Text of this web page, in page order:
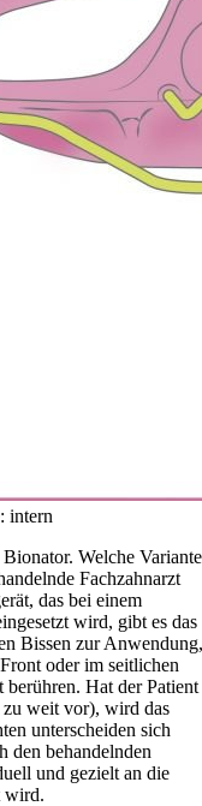
intern
Welche Variante
Fachzahnarzt
das bei einem
wird, gibt es das
Bissen zur Anwendung,
oder im seitlichen
berühren. Hat der Patient
zu weit vor), wird das
unterscheiden sich
den behandelnden
und gezielt an die
wird.